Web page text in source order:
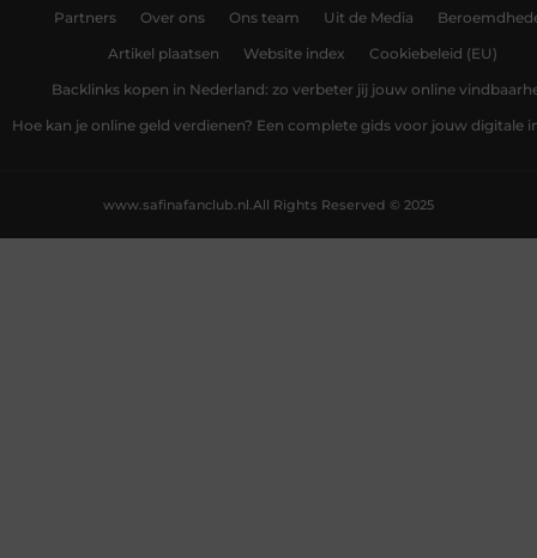
Partners Over ons Ons team Uit de Media
Artikel plaatsen Website index Cookiebeleid (EU)
Backlinks kopen in Nederland: zo verbeter jij jouw online
Hoe kan je online geld verdienen? Een complete gids voor jouw digitale
All Rights Reserved © 2025
www.safinafanclub.nl.